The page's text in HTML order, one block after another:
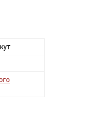
на узкие